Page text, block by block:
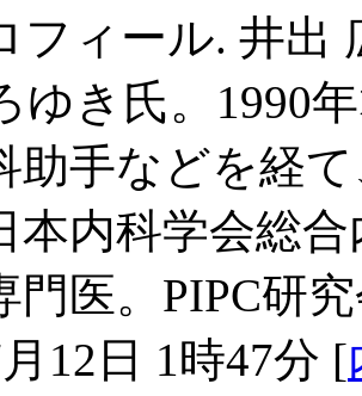
フィール. 井出
ゆき氏。1990
助手などを経
本内科学会総
門医。PIPC研
12日 1時47分 [